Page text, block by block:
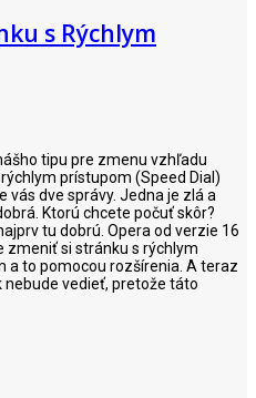
s Rýchlym
tipu pre zmenu vzhľadu
prístupom (Speed Dial)
vás dve správy. Jedna je zlá a
Ktorú chcete počuť skôr?
tu dobrú. Opera od verzie 16
zmeniť si stránku s rýchlym
a to pomocou rozšírenia. A teraz
nebude vedieť, pretože táto